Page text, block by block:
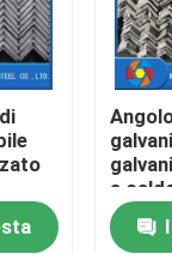
di acciaio
inossidabile
a